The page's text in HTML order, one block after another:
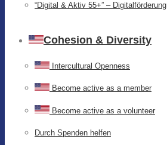
“Digital & Aktiv 55+” – Digitalförderung
Cohesion & Diversity
Intercultural Openness
Become active as a member
Become active as a volunteer
Durch Spenden helfen